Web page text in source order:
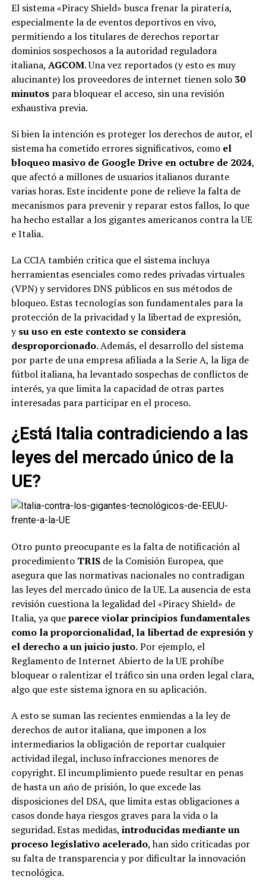
El sistema «Piracy Shield» busca frenar la piratería,
especialmente la de eventos deportivos en vivo,
permitiendo a los titulares de derechos reportar
dominios sospechosos a la autoridad reguladora
italiana, AGCOM. Una vez reportados (y esto es muy
alucinante) los proveedores de internet tienen solo 30
minutospara bloquear el acceso, sin una revisión
exhaustiva previa.
Si bien la intención es proteger los derechos de autor, el
sistema ha cometido errores significativos, como el
bloqueo masivo de Google Drive en octubre de 2024,
que afectó a millones de usuarios italianos durante
varias horas. Este incidente pone de relieve la falta de
mecanismos para prevenir y reparar estos fallos, lo que
ha hecho estallar a los gigantes americanos contra la UE
e Italia.
La CCIA también critica que el sistema incluya
herramientas esenciales como redes privadas virtuales
(VPN) y servidores DNS públicos en sus métodos de
bloqueo. Estas tecnologías son fundamentales para la
protección de la privacidad y la libertad de expresión,
ysu uso en este contexto se considera
desproporcionado. Además, el desarrollo del sistema
por parte de una empresa afiliada a la Serie A, la liga de
fútbol italiana, ha levantado sospechas de conflictos de
interés, ya que limita la capacidad de otras partes
interesadas para participar en el proceso.
¿Está Italia contradiciendo a las
leyes del mercado único de la
UE?
Otro punto preocupante es la falta de notificación al
procedimiento TRISde la Comisión Europea, que
asegura que las normativas nacionales no contradigan
las leyes del mercado único de la UE. La ausencia de esta
revisión cuestiona la legalidad del «Piracy Shield» de
Italia, ya queparece violar principios fundamentales
como la proporcionalidad, la libertad de expresión y
el derecho a un juicio justo.Por ejemplo, el
Reglamento de Internet Abierto de la UE prohíbe
bloquear o ralentizar el tráfico sin una orden legal clara,
algo que este sistema ignora en su aplicación.
A esto se suman las recientes enmiendas a la ley de
derechos de autor italiana, que imponen a los
intermediarios la obligación de reportar cualquier
actividad ilegal, incluso infracciones menores de
copyright. El incumplimiento puede resultar en penas
de hasta un año de prisión, lo que excede las
disposiciones del DSA, que limita estas obligaciones a
casos donde haya riesgos graves para la vida o la
seguridad. Estas medidas, introducidas mediante un
proceso legislativo acelerado, han sido criticadas por
su falta de transparencia y por dificultar la innovación
tecnológica.